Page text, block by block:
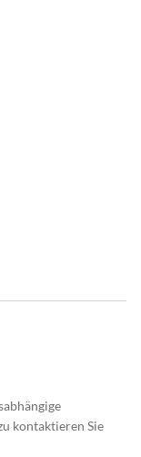
kontaktieren Sie